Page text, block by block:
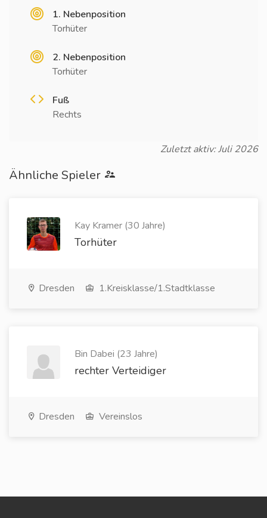
1. Nebenposition
Torhüter
2. Nebenposition
Torhüter
Fuß
Rechts
Zuletzt aktiv: Juli 2026
Ähnliche Spieler
Kay Kramer (30 Jahre)
Torhüter
Dresden 1.Kreisklasse/1.Stadtklasse
Bin Dabei (23 Jahre)
rechter Verteidiger
Dresden Vereinslos